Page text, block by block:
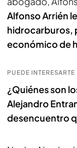
Alfonso Arrién
hidrocarburos,
económico de
PUEDE INTERESARTE
¿Quiénes son
Alejandro
desencuentro